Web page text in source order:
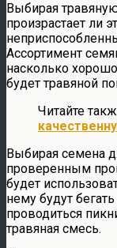
Выбирая
произрастает ли
Ассортимент
насколько
будет травяной
Читайте
Выбирая семена
проверенным
будет
нему будут
проводиться
травяная смесь.